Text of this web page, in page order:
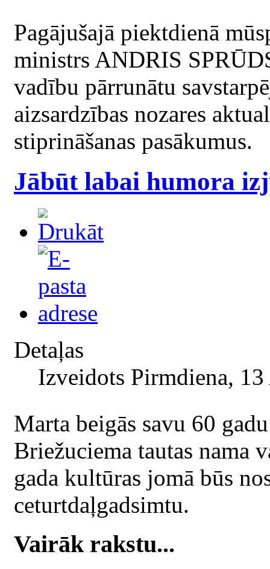
Pagājušajā piektdienā
ministrs ANDRIS
vadību pārrunātu
aizsardzības nozares
stiprināšanas pasākumus.
Jābūt labai humora
Detaļas
Izveidots Pirmdiena,
Marta beigās savu 60
Briežuciema tautas nama
gada kultūras jomā būs
ceturtdaļgadsimtu.
Vairāk rakstu...